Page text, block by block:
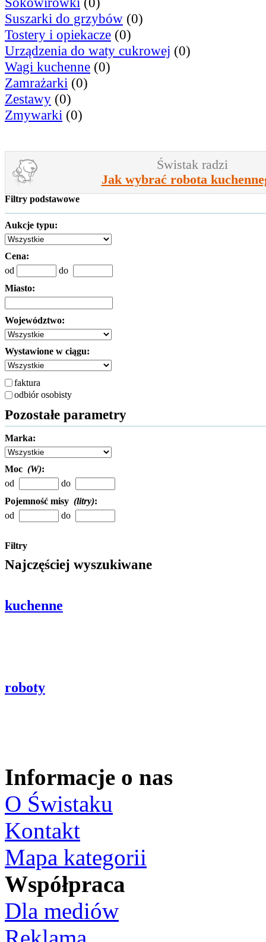
Suszarki do grzybów (0)
Tostery i opiekacze (0)
Urządzenia do waty cukrowej (0)
Wagi kuchenne (0)
Zamrażarki (0)
Zestawy (0)
Zmywarki (0)
Świstak radzi
Jak wybrać robota
Filtry podstawowe
Aukcje typu:
Cena:
od
do
Miasto:
Województwo:
Wystawione w ciągu:
faktura
odbiór osobisty
Pozostałe parametry
Marka:
Moc (W):
od
do
Pojemność misy (litry):
od
do
Filtry
Najczęściej wyszukiwane
kuchenne
roboty
Informacje o nas
O Świstaku
Kontakt
Mapa kategorii
Współpraca
Dla mediów